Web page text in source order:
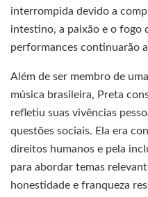
interrompida devido a
intestino, a paixão e o fogo
performances continuarão
Além de ser membro de
música brasileira, Preta
refletiu suas vivências
questões sociais. Ela era
direitos humanos e pela
para abordar temas
honestidade e franqueza